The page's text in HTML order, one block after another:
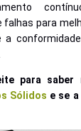
falhas para
a
para
Sólidos e se